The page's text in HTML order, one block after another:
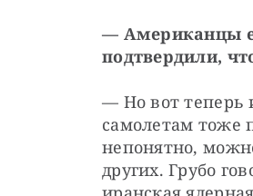
— Американцы
подтвердили,
— Но вот теперь
самолетам тоже
непонятно,
других. Грубо